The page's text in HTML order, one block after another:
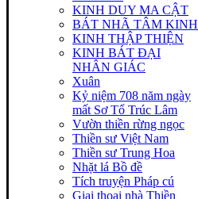
KINH DUY MA CẬT
BÁT NHÃ TÂM KINH
KINH THẬP THIỆN
KINH BÁT ĐẠI
NHÂN GIÁC
Xuân
Kỷ niệm 708 năm ngày
mất Sơ Tổ Trúc Lâm
Vườn thiền rừng ngọc
Thiền sư Việt Nam
Thiền sư Trung Hoa
Nhặt lá Bồ đề
Tích truyện Pháp cú
Giai thoại nhà Thiền